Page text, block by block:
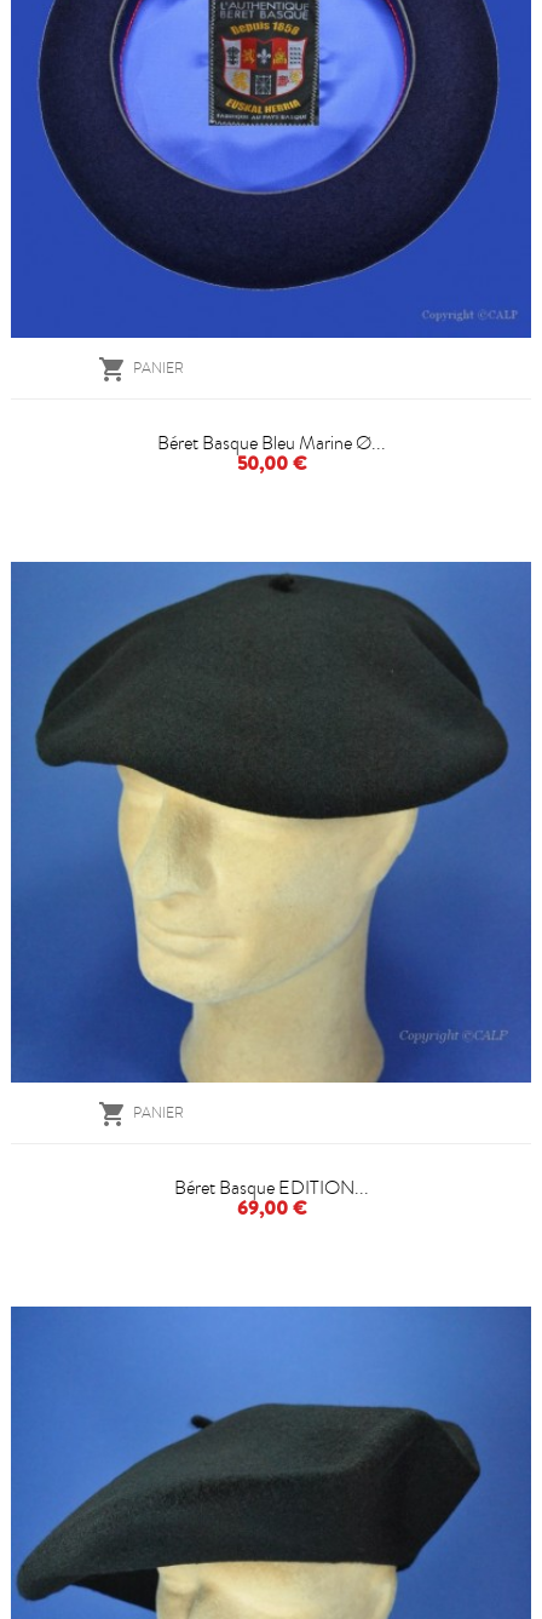
 PANIER
Béret Basque Bleu Marine Ø...
50,00 €
 PANIER
Béret Basque EDITION...
69,00 €